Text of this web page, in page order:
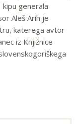
generala
Aleš Arih je
katerega avtor
iz Knjižnice